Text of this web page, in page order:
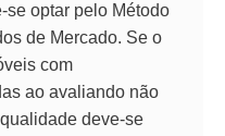
optar pelo Método
de Mercado. Se o
com
ao avaliando não
deve-se